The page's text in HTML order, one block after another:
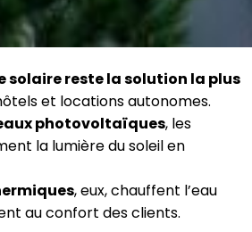
solaire reste la solution la plus
et locations autonomes.
photovoltaïques, les
la lumière du soleil en
, eux, chauffent l’eau
au confort des clients.